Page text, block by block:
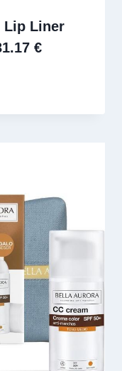
Lip Liner
€